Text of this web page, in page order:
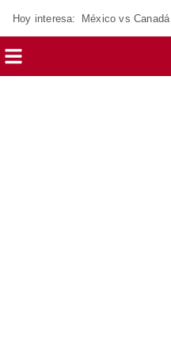
Hoy interesa: México vs Canadá